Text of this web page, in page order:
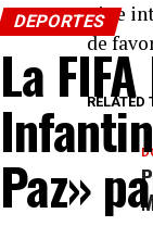
Si te
de
RELATED
DEPORTES
La
Paz»